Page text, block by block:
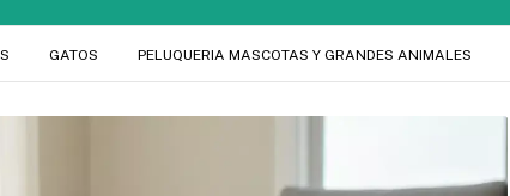
GATOS PELUQUERIA MASCOTAS Y GRANDES ANIMALES